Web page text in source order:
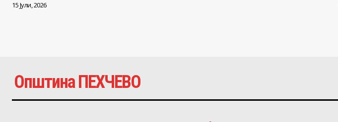
15 Јули, 2026
Општина ПЕХЧЕВО